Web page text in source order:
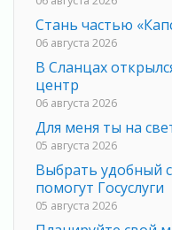
Стань частью
06 августа 2026
В Сланцах
центр
06 августа 2026
Для меня ты на
05 августа 2026
Выбрать удобный
помогут Госуслуги
05 августа 2026